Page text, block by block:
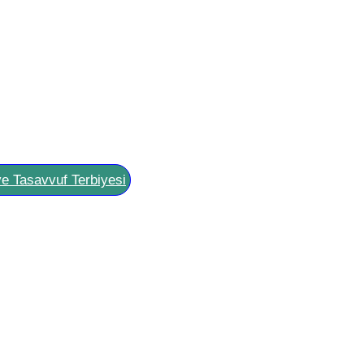
Tasavvuf Terbiyesi